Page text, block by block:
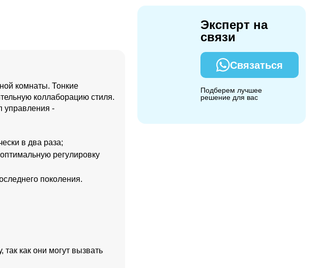
Эксперт на
связи
Связаться
Подберем лучшее
решение для вас
комнаты. Тонкие
коллаборацию стиля.
управления -
в два раза;
регулировку
поколения.
как они могут вызвать